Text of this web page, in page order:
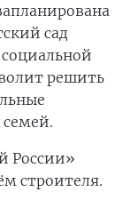
сад
решить
России»
строителя.